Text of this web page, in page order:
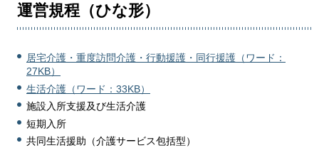
運営規程（ひな形）
居宅介護・重度訪問介護・行動援護・同行援護（ワード：
27KB）
生活介護（ワード：33KB）
施設入所支援及び生活介護
短期入所
共同生活援助（介護サービス包括型）